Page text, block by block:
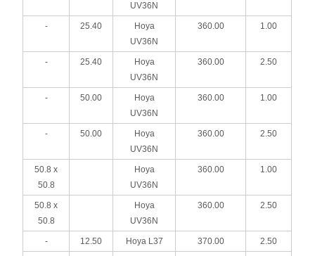
UV36N
- 25.40
Hoya
UV36N
360.00 1.00
- 25.40
Hoya
UV36N
360.00 2.50
- 50.00
Hoya
UV36N
360.00 1.00
- 50.00
Hoya
UV36N
360.00 2.50
50.8 x
50.8
Hoya
UV36N
360.00 1.00
50.8 x
50.8
Hoya
UV36N
360.00 2.50
- 12.50 Hoya L37 370.00 2.50